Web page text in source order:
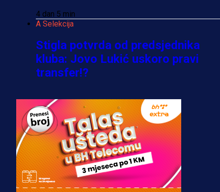
4 dan 5 min
A Selekcija
Stigla potvrda od predsjednika
kluba: Jovo Lukić uskoro pravi
transfer!?
A Selekcija
Zmajevi dobili veliko pojačanje:
Fudbaler Olympiacosa želi obući
dres BiH!
3 sedmica 4 dan
Premijer liga BiH